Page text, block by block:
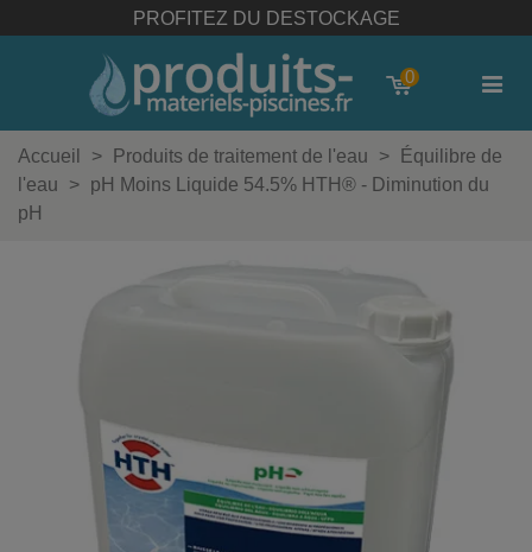
PROFITEZ DU DESTOCKAGE
0
Accueil > Produits de traitement de l'eau >
Équilibre de
l'eau
> pH Moins Liquide 54.5% HTH® - Diminution du
pH